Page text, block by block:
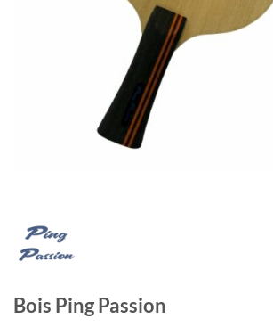
Bois Ping Passion